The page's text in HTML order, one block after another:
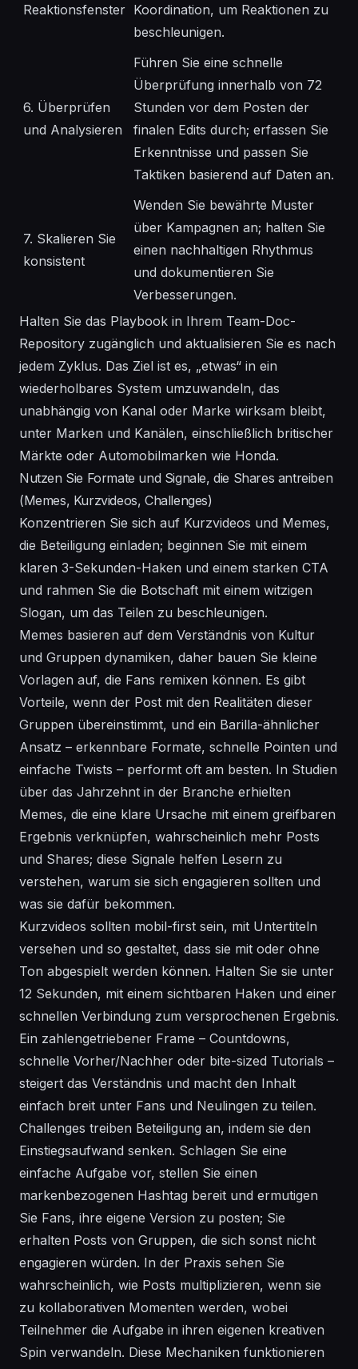
Reaktionsfenster Koordination, um Reaktionen zu
beschleunigen.
6. Überprüfen
und Analysieren
Führen Sie eine schnelle
Überprüfung innerhalb von 72
Stunden vor dem Posten der
finalen Edits durch; erfassen Sie
Erkenntnisse und passen Sie
Taktiken basierend auf Daten an.
7. Skalieren Sie
konsistent
Wenden Sie bewährte Muster
über Kampagnen an; halten Sie
einen nachhaltigen Rhythmus
und dokumentieren Sie
Verbesserungen.
Halten Sie das Playbook in Ihrem Team-Doc-
Repository zugänglich und aktualisieren Sie es nach
jedem Zyklus. Das Ziel ist es, „etwas“ in ein
wiederholbares System umzuwandeln, das
unabhängig von Kanal oder Marke wirksam bleibt,
unter Marken und Kanälen, einschließlich britischer
Märkte oder Automobilmarken wie Honda.
Nutzen Sie Formate und Signale, die Shares antreiben
(Memes, Kurzvideos, Challenges)
Konzentrieren Sie sich auf Kurzvideos und Memes,
die Beteiligung einladen; beginnen Sie mit einem
klaren 3-Sekunden-Haken und einem starken CTA
und rahmen Sie die Botschaft mit einem witzigen
Slogan, um das Teilen zu beschleunigen.
Memes basieren auf dem Verständnis von Kultur
und Gruppen dynamiken, daher bauen Sie kleine
Vorlagen auf, die Fans remixen können. Es gibt
Vorteile, wenn der Post mit den Realitäten dieser
Gruppen übereinstimmt, und ein Barilla-ähnlicher
Ansatz – erkennbare Formate, schnelle Pointen und
einfache Twists – performt oft am besten. In Studien
über das Jahrzehnt in der Branche erhielten
Memes, die eine klare Ursache mit einem greifbaren
Ergebnis verknüpfen, wahrscheinlich mehr Posts
und Shares; diese Signale helfen Lesern zu
verstehen, warum sie sich engagieren sollten und
was sie dafür bekommen.
Kurzvideos sollten mobil-first sein, mit Untertiteln
versehen und so gestaltet, dass sie mit oder ohne
Ton abgespielt werden können. Halten Sie sie unter
12 Sekunden, mit einem sichtbaren Haken und einer
schnellen Verbindung zum versprochenen Ergebnis.
Ein zahlengetriebener Frame – Countdowns,
schnelle Vorher/Nachher oder bite-sized Tutorials –
steigert das Verständnis und macht den Inhalt
einfach breit unter Fans und Neulingen zu teilen.
Challenges treiben Beteiligung an, indem sie den
Einstiegsaufwand senken. Schlagen Sie eine
einfache Aufgabe vor, stellen Sie einen
markenbezogenen Hashtag bereit und ermutigen
Sie Fans, ihre eigene Version zu posten; Sie
erhalten Posts von Gruppen, die sich sonst nicht
engagieren würden. In der Praxis sehen Sie
wahrscheinlich, wie Posts multiplizieren, wenn sie
zu kollaborativen Momenten werden, wobei
Teilnehmer die Aufgabe in ihren eigenen kreativen
Spin verwandeln. Diese Mechaniken funktionieren